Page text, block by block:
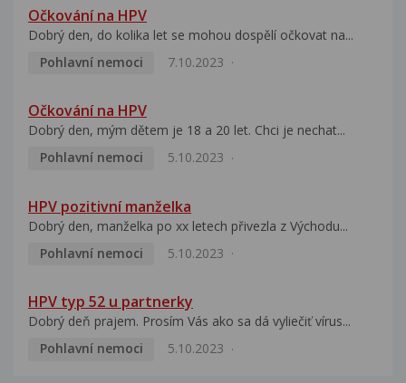
Očkování na HPV
Dobrý den, do kolika let se mohou dospělí očkovat na...
Pohlavní nemoci
7.10.2023
Očkování na HPV
Dobrý den, mým dětem je 18 a 20 let. Chci je nechat...
Pohlavní nemoci
5.10.2023
HPV pozitivní manželka
Dobrý den, manželka po xx letech přivezla z Východu...
Pohlavní nemoci
5.10.2023
HPV typ 52 u partnerky
Dobrý deň prajem. Prosím Vás ako sa dá vyliečiť vírus...
Pohlavní nemoci
5.10.2023